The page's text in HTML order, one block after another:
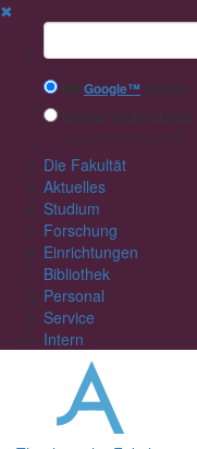
✖
Suchbegriff
Mit Google™ suchen
Interne Suche nutzen
Die Fakultät
Aktuelles
Studium
Forschung
Einrichtungen
Bibliothek
Personal
Service
Intern